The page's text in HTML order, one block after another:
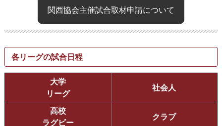
関西協会主催試合取材申請について
各リーグの試合日程
大学
リーグ
社会人
高校
ラグビー
クラブ